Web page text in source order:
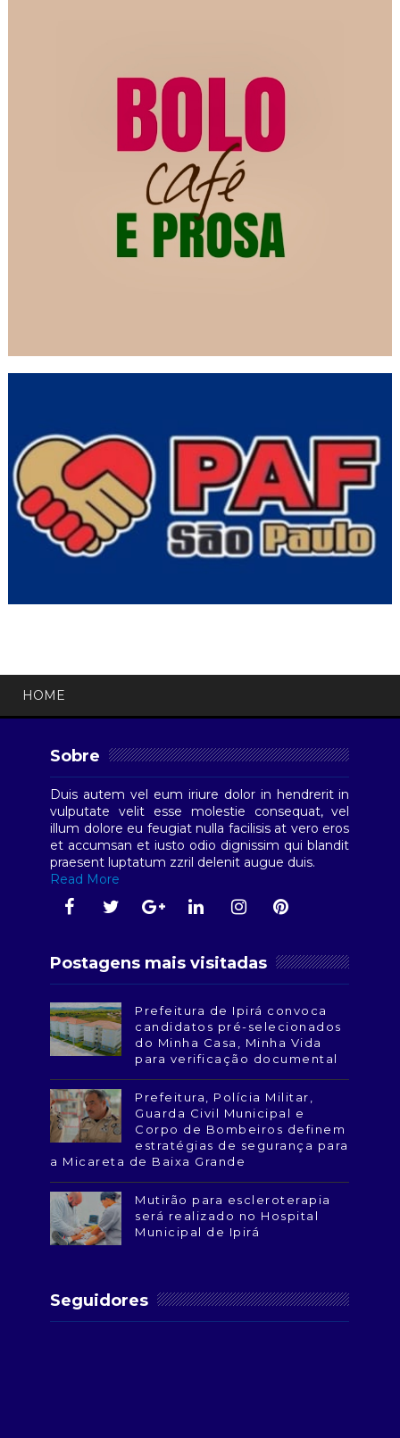
HOME
Sobre
Duis autem vel eum iriure dolor in hendrerit in
vulputate velit esse molestie consequat, vel
illum dolore eu feugiat nulla facilisis at vero eros
et accumsan et iusto odio dignissim qui blandit
praesent luptatum zzril delenit augue duis.
Read More
Postagens mais visitadas
Prefeitura de Ipirá convoca
candidatos pré-selecionados
do Minha Casa, Minha Vida
para verificação documental
Prefeitura, Polícia Militar,
Guarda Civil Municipal e
Corpo de Bombeiros definem
estratégias de segurança para
a Micareta de Baixa Grande
Mutirão para escleroterapia
será realizado no Hospital
Municipal de Ipirá
Seguidores